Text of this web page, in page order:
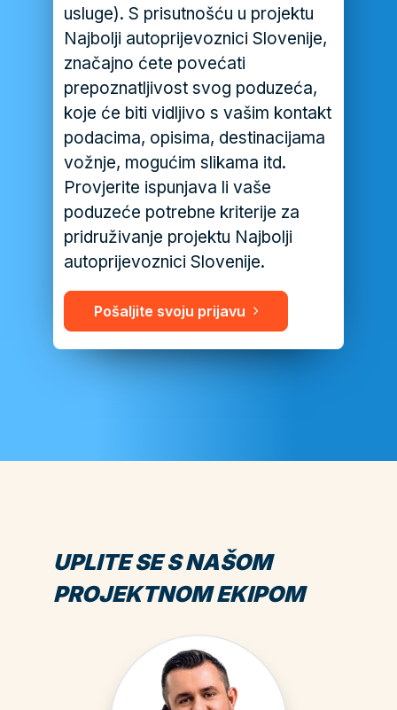
usluge). S prisutnošću u projektu
Najbolji autoprijevoznici Slovenije,
značajno ćete povećati
prepoznatljivost svog poduzeća,
koje će biti vidljivo s vašim kontakt
podacima, opisima, destinacijama
vožnje, mogućim slikama itd.
Provjerite ispunjava li vaše
poduzeće potrebne kriterije za
pridruživanje projektu Najbolji
autoprijevoznici Slovenije.
Pošaljite svoju prijavu
UPLITE SE S NAŠOM
PROJEKTNOM EKIPOM